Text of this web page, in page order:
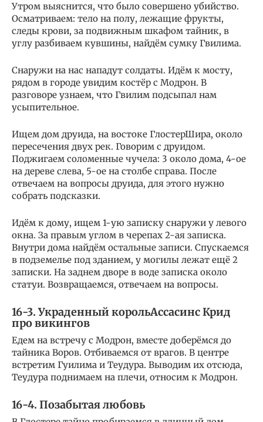
Утром выяснится, что было совершено убийство.
Осматриваем: тело на полу, лежащие фрукты,
следы крови, за подвижным шкафом тайник, в
углу разбиваем кувшины, найдём сумку Гвилима.
Снаружи на нас нападут солдаты. Идём к мосту,
рядом в городе увидим костёр с Модрон. В
разговоре узнаем, что Гвилим подсыпал нам
усыпительное.
Ищем дом друида, на востоке ГлостерШира, около
пересечения двух рек. Говорим с друидом.
Поджигаем соломенные чучела: 3 около дома, 4-ое
на дереве слева, 5-ое на столбе справа. После
отвечаем на вопросы друида, для этого нужно
собрать подсказки.
Идём к дому, ищем 1-ую записку снаружи у левого
окна. За правым углом в черепах 2-ая записка.
Внутри дома найдём остальные записи. Спускаемся
в подземелье под зданием, у могилы лежат ещё 2
записки. На заднем дворе в воде записка около
статуи. Возвращаемся, отвечаем на вопросы.
16-3. Украденный корольАссасинс Крид
про викингов
Едем на встречу с Модрон, вместе доберёмся до
тайника Воров. Отбиваемся от врагов. В центре
встретим Гуилима и Теудура. Выводим их отсюда,
Теудура поднимаем на плечи, относим к Модрон.
16-4. Позабытая любовь